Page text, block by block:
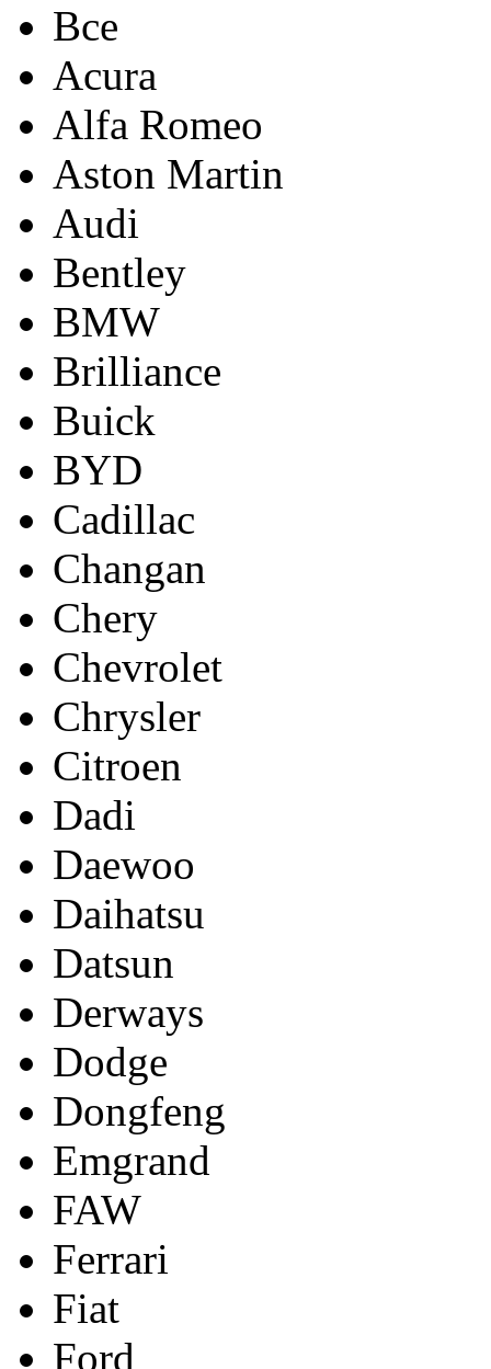
Все
Acura
Alfa Romeo
Aston Martin
Audi
Bentley
BMW
Brilliance
Buick
BYD
Cadillac
Changan
Chery
Chevrolet
Chrysler
Citroen
Dadi
Daewoo
Daihatsu
Datsun
Derways
Dodge
Dongfeng
Emgrand
FAW
Ferrari
Fiat
Ford